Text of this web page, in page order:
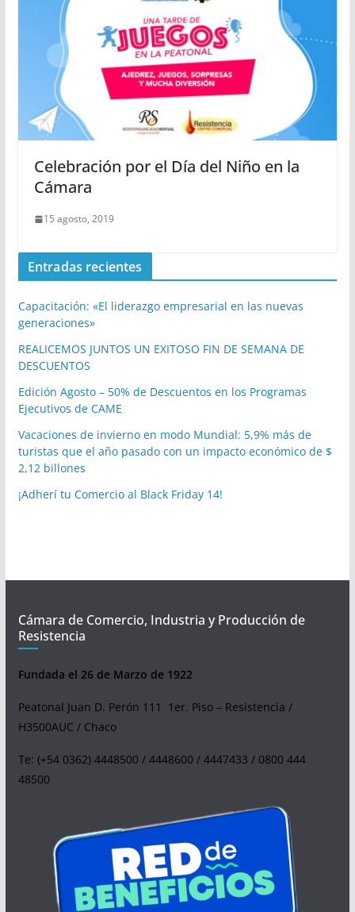
Celebración por el Día del Niño en la
Cámara
15 agosto, 2019
Entradas recientes
Capacitación: «El liderazgo empresarial en las nuevas
generaciones»
REALICEMOS JUNTOS UN EXITOSO FIN DE SEMANA DE
DESCUENTOS
Edición Agosto – 50% de Descuentos en los Programas
Ejecutivos de CAME
Vacaciones de invierno en modo Mundial: 5,9% más de
turistas que el año pasado con un impacto económico de $
2,12 billones
¡Adherí tu Comercio al Black Friday 14!
Cámara de Comercio, Industria y Producción de
Resistencia
Fundada el 26 de Marzo de 1922
Peatonal Juan D. Perón 111 1er. Piso – Resistencia /
H3500AUC / Chaco
Te: (+54 0362) 4448500 / 4448600 / 4447433 / 0800 444
48500